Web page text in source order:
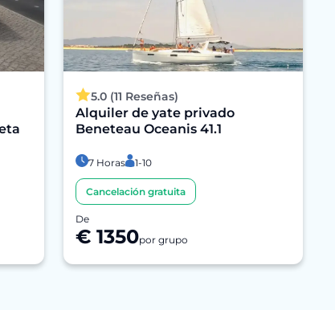
5.0 (11 Reseñas)
Alquiler de yate privado
Beneteau Oceanis 41.1
7 Horas 1-10
Cancelación gratuita
De
€ 1350por grupo